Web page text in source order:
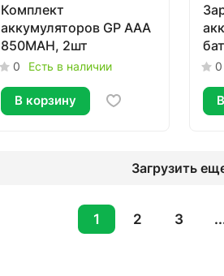
Комплект
аккумуляторов GP AAA
850MAH, 2шт
0 Есть в наличии
В корзину
0
Загрузить
1 2 3